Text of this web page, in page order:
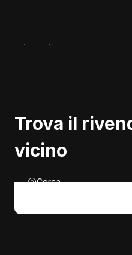
Trova il
vicino
Cerca